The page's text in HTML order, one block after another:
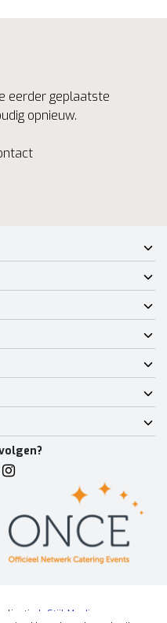
eerder geplaatste
opnieuw.
InStijl Media